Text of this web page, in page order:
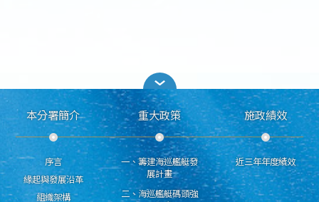
本分署簡介
序言
緣起與發展沿革
組織架構
重大政策
一、籌建海巡艦艇發
展計畫
二、海巡艦艇碼頭強
施政績效
近三年年度績效